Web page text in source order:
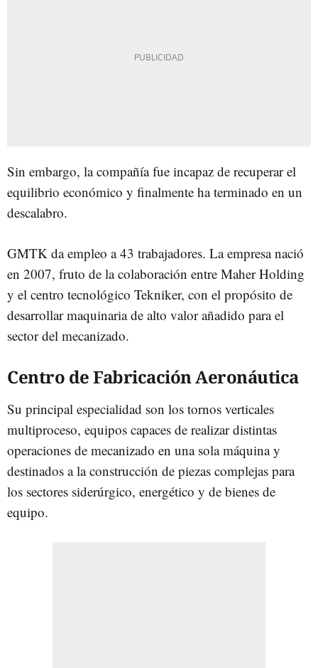
Sin embargo, la compañía fue incapaz de recuperar el
equilibrio económico y finalmente ha terminado en un
descalabro.
GMTK da empleo a 43 trabajadores. La empresa nació
en 2007, fruto de la colaboración entre Maher Holding
y el centro tecnológico Tekniker, con el propósito de
desarrollar maquinaria de alto valor añadido para el
sector del mecanizado.
Centro de Fabricación Aeronáutica
Su principal especialidad son los tornos verticales
multiproceso, equipos capaces de realizar distintas
operaciones de mecanizado en una sola máquina y
destinados a la construcción de piezas complejas para
los sectores siderúrgico, energético y de bienes de
equipo.